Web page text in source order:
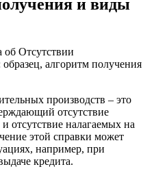
и виды
об Отсутствии
алгоритм получения
производств – это
отсутствие
отсутствие налагаемых на
этой справки может
например, при
кредита.